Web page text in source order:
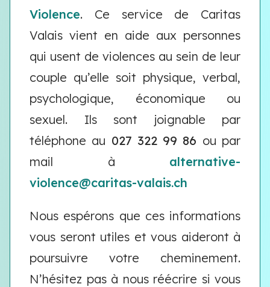
Violence. Ce service de Caritas
Valais vient en aide aux personnes
qui usent de violences au sein de leur
couple qu’elle soit physique, verbal,
psychologique, économique ou
sexuel. Ils sont joignable par
téléphone au 027 322 99 86 ou par
mail à alternative-
violence@caritas-valais.ch
Nous espérons que ces informations
vous seront utiles et vous aideront à
poursuivre votre cheminement.
N’hésitez pas à nous réécrire si vous